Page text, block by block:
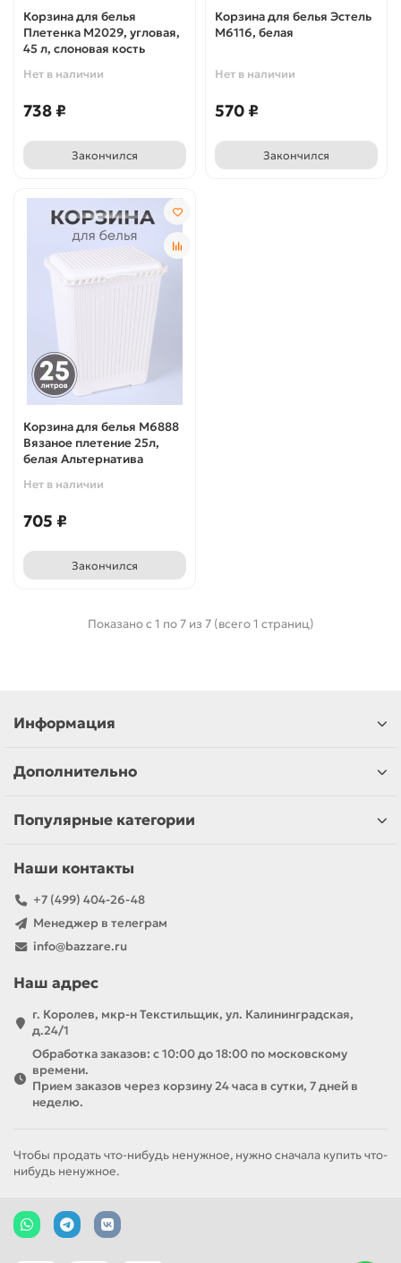
Корзина для белья
Плетенка М2029, угловая,
45 л, слоновая кость
Нет в наличии
738 ₽
Закончился
Корзина для белья Эстель
М6116, белая
Нет в наличии
570 ₽
Закончился
Корзина для белья М6888
Вязаное плетение 25л,
белая Альтернатива
Нет в наличии
705 ₽
Закончился
Показано с 1 по 7 из 7 (всего 1 страниц)
Информация
Дополнительно
Популярные категории
Наши контакты
+7 (499) 404-26-48
Менеджер в телеграм
info@bazzare.ru
Наш адрес
г. Королев, мкр-н Текстильщик, ул. Калининградская,
д.24/1
Обработка заказов: с 10:00 до 18:00 по московскому
времени.
Прием заказов через корзину 24 часа в сутки, 7 дней в
неделю.
Чтобы продать что-нибудь ненужное, нужно сначала купить что-
нибудь ненужное.